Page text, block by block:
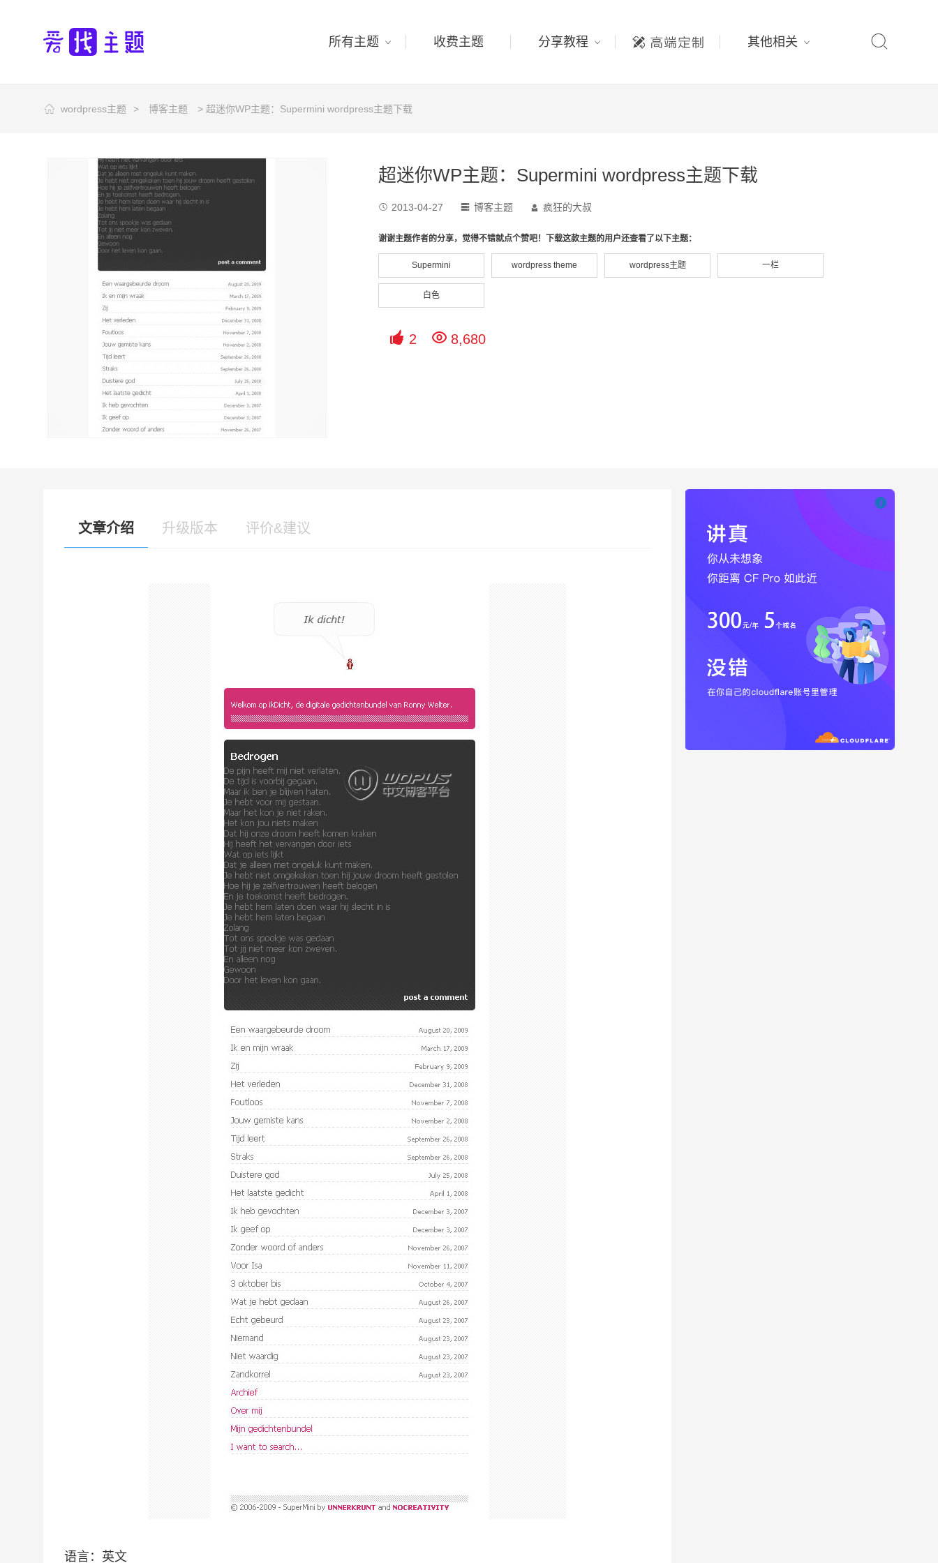
所有主题 收费主题 分享教程 其他相关 
wordpress主题 > 博客主题 > 超迷你WP主题：Supermini wordpress主题下载
超迷你WP主题：Supermini wordpress主题下载
 2013-04-27  博客主题  疯狂的大叔
谢谢主题作者的分享，觉得不错就点个赞吧！下载这款主题的用户还查看了以下主题：
Supermini wordpress theme wordpress主题 一栏
白色
 2  8,680
文章介绍 升级版本 评价&建议
语言：英文
